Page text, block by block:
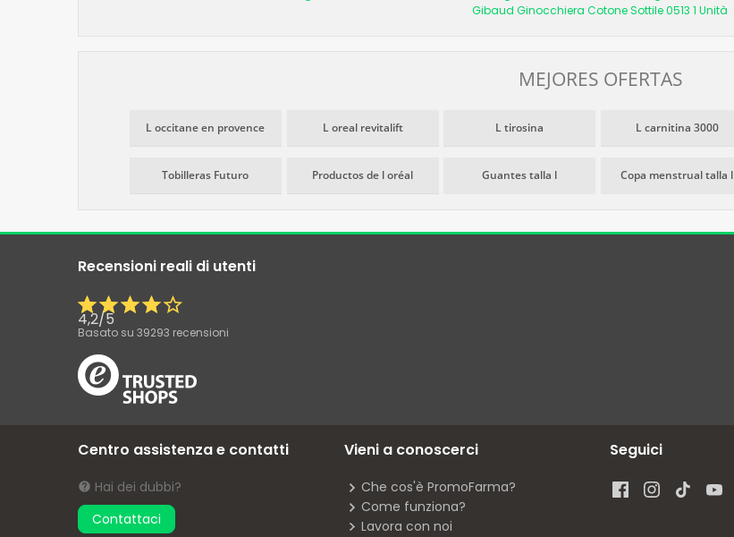
Gibaud Ginocchiera Cotone Sottile 0513 1 Unità
MEJORES OFERTAS
L occitane en provence L oreal revitalift L tirosina L carnitina 3000
Tobilleras Futuro Productos de l oréal Guantes talla l Copa menstrual talla l
Recensioni reali di utenti
4,2/5
Basato su 39293 recensioni
Centro assistenza e contatti
Hai dei dubbi?
Contattaci
Vieni a conoscerci
Che cos'è PromoFarma?
Come funziona?
Lavora con noi
Seguici